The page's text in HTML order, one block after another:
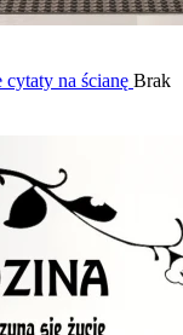
na ścianę Brak